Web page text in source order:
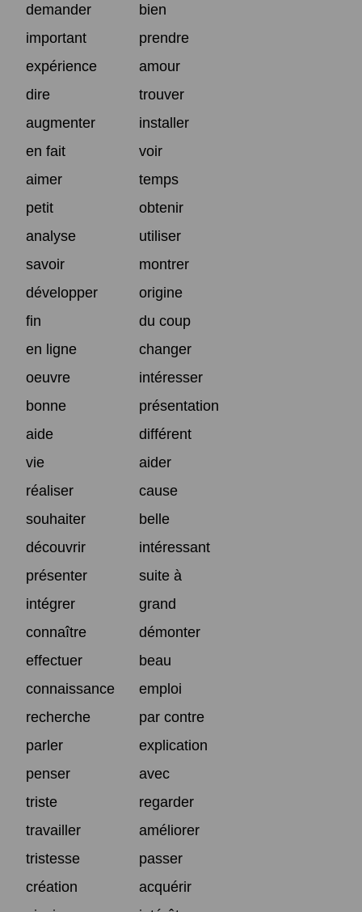
demander
bien
important
prendre
expérience
amour
dire
trouver
augmenter
installer
en fait
voir
aimer
temps
petit
obtenir
analyse
utiliser
savoir
montrer
développer
origine
fin
du coup
en ligne
changer
oeuvre
intéresser
bonne
présentation
aide
différent
vie
aider
réaliser
cause
souhaiter
belle
découvrir
intéressant
présenter
suite à
intégrer
grand
connaître
démonter
effectuer
beau
connaissance
emploi
recherche
par contre
parler
explication
penser
avec
triste
regarder
travailler
améliorer
tristesse
passer
création
acquérir